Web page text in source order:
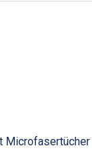
Microfasertücher